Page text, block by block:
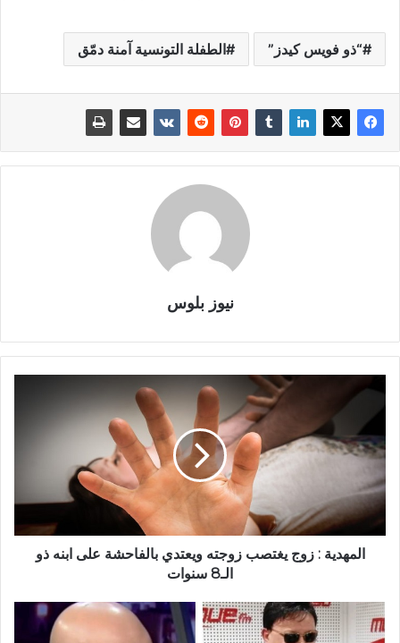
“ذو فويس كيدز” الطفلة التونسية آمنة دمّق
نيوز بلوس
المهدية : زوج يغتصب زوجته ويعتدي بالفاحشة على ابنه ذو
الـ8 سنوات